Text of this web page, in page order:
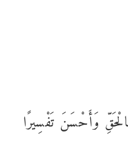
وَأَحْسَنَ تَفْسِيرًا